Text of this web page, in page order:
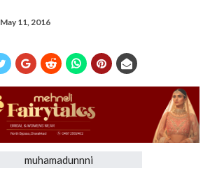
May 11, 2016